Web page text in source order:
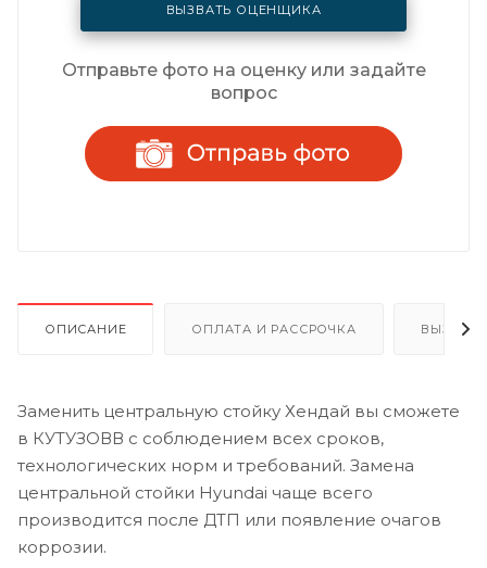
ВЫЗВАТЬ ОЦЕНЩИКА
Отправьте фото на оценку или задайте
вопрос
ОПИСАНИЕ ОПЛАТА И РАССРОЧКА ВЫЗОВ
Заменить центральную стойку Хендай вы сможете
в КУТУЗОВВ с соблюдением всех сроков,
технологических норм и требований. Замена
центральной стойки Hyundai чаще всего
производится после ДТП или появление очагов
коррозии.